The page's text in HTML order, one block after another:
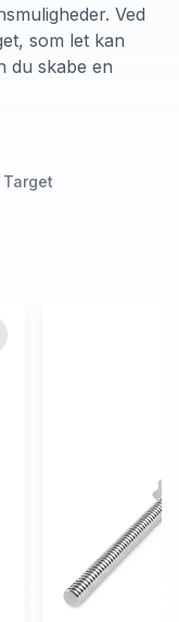
Target
Ved
som let kan
du skabe en